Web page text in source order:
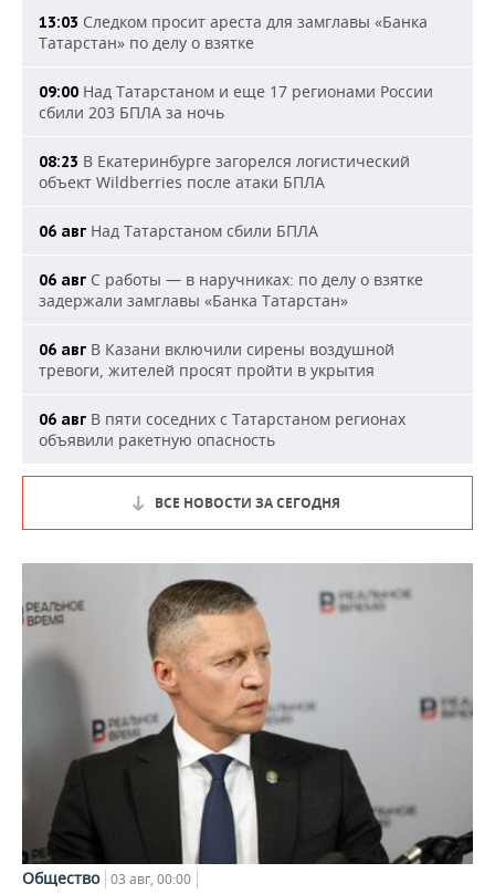
13:03 Следком просит ареста для замглавы «Банка
Татарстан» по делу о взятке
09:00 Над Татарстаном и еще 17 регионами России
сбили 203 БПЛА за ночь
08:23 В Екатеринбурге загорелся логистический
объект Wildberries после атаки БПЛА
06 авг Над Татарстаном сбили БПЛА
06 авг С работы — в наручниках: по делу о взятке
задержали замглавы «Банка Татарстан»
06 авг В Казани включили сирены воздушной
тревоги, жителей просят пройти в укрытия
06 авг В пяти соседних с Татарстаном регионах
объявили ракетную опасность
ВСЕ НОВОСТИ ЗА СЕГОДНЯ
Общество 03 авг, 00:00